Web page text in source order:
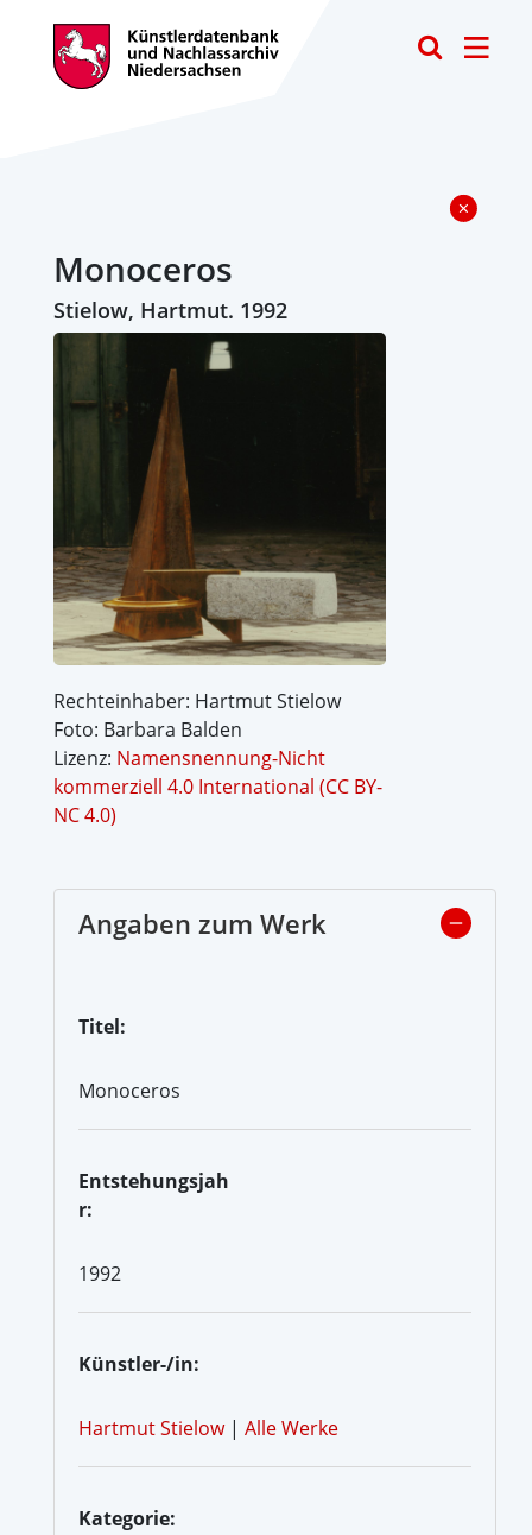
Monoceros
Stielow, Hartmut. 1992
Rechteinhaber: Hartmut Stielow
Foto: Barbara Balden
Lizenz: Namensnennung-Nicht
kommerziell 4.0 International (CC BY-
NC 4.0)
Angaben zum Werk
Titel:
Monoceros
Entstehungsjah
r:
1992
Künstler-/in:
Hartmut Stielow| Alle Werke
Kategorie: